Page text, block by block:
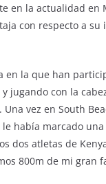
en la actualidad en
con respecto a
la que han
jugando con la
vez en South
había marcado
dos atletas de
800m de mi gran